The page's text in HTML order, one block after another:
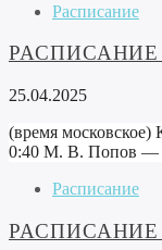
Расписание
РАСПИСАНИЕ
25.04.2025
(время
0:40 М. В. Попов —
Расписание
РАСПИСАНИЕ